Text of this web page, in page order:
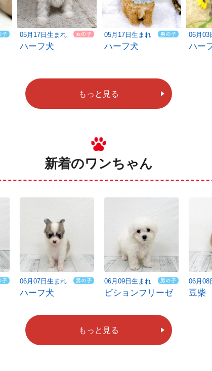
05月17日生まれ
ハーフ犬
05月17日生まれ
ハーフ犬
06月03
ハー
もっと見る
新着のワンちゃん
06月07日生まれ
ハーフ犬
06月09日生まれ
ビションフリーゼ
06月08
豆柴
もっと見る